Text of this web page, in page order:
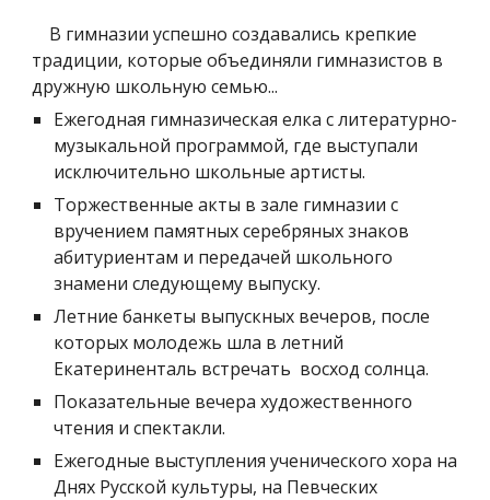
В гимназии успешно создавались крепкие
традиции, которые объединяли гимназистов в
дружную школьную семью...
Ежегодная гимназическая елка с литературно-
музыкальной программой, где выступали
исключительно школьные артисты.
Торжественные акты в зале гимназии с
вручением памятных серебряных знаков
абитуриентам и передачей школьного
знамени следующему выпуску.
Летние банкеты выпускных вечеров, после
которых молодежь шла в летний
Екатериненталь встречать восход солнца.
Показательные вечера художественного
чтения и спектакли.
Ежегодные выступления ученического хора на
Днях Русской культуры, на Певческих